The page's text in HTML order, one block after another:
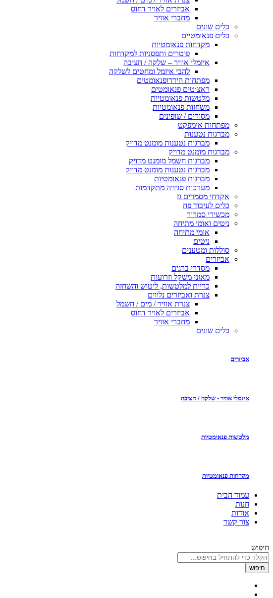
אביזרים לאויר דחוס
מחברי אוויר
כלים שונים
כלים פנאומטיים
מקדחות פנאומטיות
פוטרים ותפסניות למקדחות
איזמלי אוויר – שלקה / חציבה
להבי איזמל ומחטים לשלקה
מפתחות הידרופנאומטים
ראצ׳טים פנאומטים
מלטשות פנאומטיות
משחזות פנאומטיות
מסורים / שופינים
מפתחות אימפקט
מברגות נטענות
מברגות נטענות מומנט מדויק
מברגות מומנט מדויק
מברגות חשמל מומנט מדויק
מברגות נטענות מומנט מדויק
מברגות פנאומטיות
מערכות סגירה מתקדמות
אקדחי מסמרים גז
כלים לעיבוד פח
מכשירי סמרור
ניטים ואומי מתיחה
אומי מתיחה
ניטים
סוללות ומטענים
אביזרים
מסדרי ברגים
מאזני משקל וזרועות
כריות למלטשות, ליטוש והשחזה
צנרת ואביזרים נלווים
צנרת אוויר / מים / חשמל
אביזרים לאויר דחוס
מחברי אוויר
כלים שונים
אביזרים
איזמלי אוויר - שלקה / חציבה
מלטשות פנאומטיות
מקדחות פנאומטיות
עמוד הבית
חנות
אודות
צור קשר
חיפוש
חיפוש